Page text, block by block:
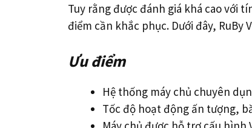
Tuy rằng được đánh giá khá cao với
điểm cần khắc phục. Dưới đây, RuBy
Ưu điểm
Hệ thống máy chủ chuyên
Tốc độ hoạt động ấn tượng,